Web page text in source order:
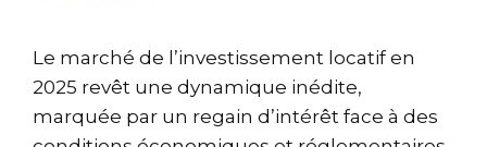
Le marché de l’investissement locatif en
2025 revêt une dynamique inédite,
marquée par un regain d’intérêt face à des